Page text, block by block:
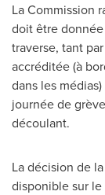
La Commission
doit être
traverse, tant
accréditée (à
dans les
journée de
découlant.
La décision de
disponible sur le